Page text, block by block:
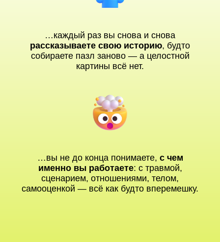
…каждый раз вы снова и снова
рассказываете свою историю, будто
собираете пазл заново — а целостной
картины всё нет.
…вы не до конца понимаете, с чем
именно вы работаете: с травмой,
сценарием, отношениями, телом,
самооценкой — всё как будто вперемешку.